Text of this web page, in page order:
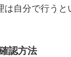
は自分で行うと
認方法